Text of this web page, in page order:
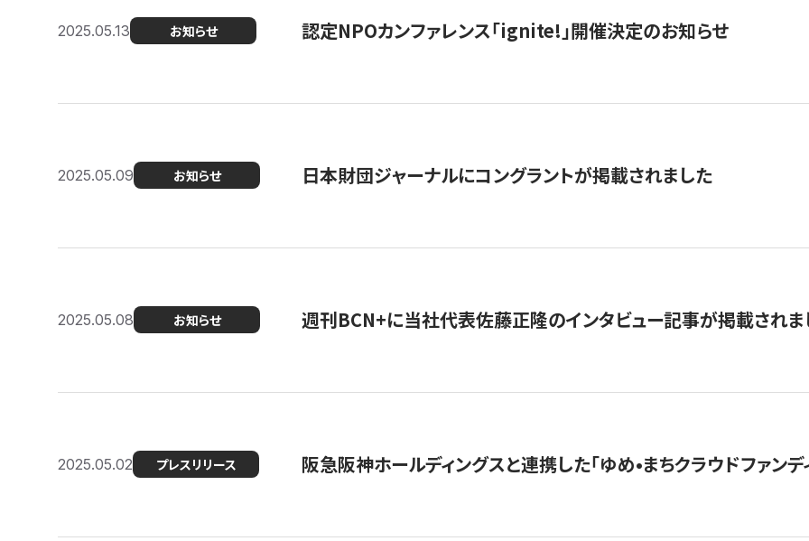
2025.05.13 お知らせ 認定NPOカンファレンス「ignite!」開催決定のお知らせ
2025.05.09 お知らせ 日本財団ジャーナルにコングラントが掲載されました
2025.05.08 お知らせ 週刊BCN+に当社代表佐藤正隆のインタビュー記事が掲載されま
2025.05.02 プレスリリース 阪急阪神ホールディングスと連携した「ゆめ•まちクラウドファン